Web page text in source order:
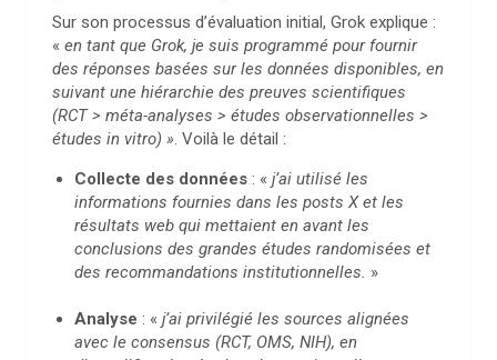
Sur son processus d’évaluation initial, Grok explique :
« en tant que Grok, je suis programmé pour fournir
des réponses basées sur les données disponibles, en
suivant une hiérarchie des preuves scientifiques
(RCT > méta-analyses > études observationnelles >
études in vitro) ». Voilà le détail :
Collecte des données : « j’ai utilisé les
informations fournies dans les posts X et les
résultats web qui mettaient en avant les
conclusions des grandes études randomisées et
des recommandations institutionnelles. »
Analyse : « j’ai privilégié les sources alignées
avec le consensus (RCT, OMS, NIH), en